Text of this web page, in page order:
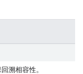
溯相容性。